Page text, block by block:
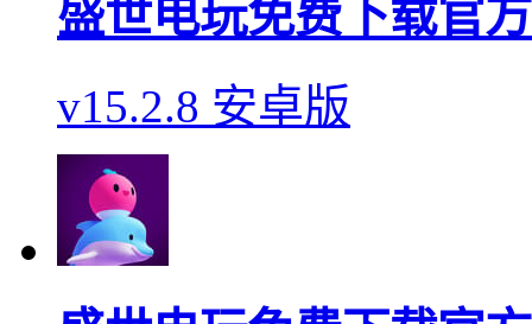
盛世电玩免费下载官
v15.2.8 安卓版